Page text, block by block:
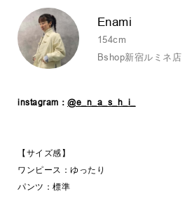
Enami
154cm
Bshop新宿ルミネ店
instagram： @e_n_a_s_h_i_
【サイズ感】
ワンピース：ゆったり
パンツ：標準